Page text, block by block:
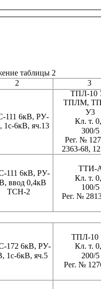
111 6кВ, РУ-
1с-6кВ, яч.13
111 6кВ, РУ-
ввод 0,4кВ
ТСН-2
ТТИ-
Кл. т.
100/5
Рег. №
172 6кВ, РУ-
1с-6кВ, яч.5
ТПЛ-10
Кл. т.
200/5
Рег. №
таблицы 2
2
3
ТПЛ-10
ТПЛМ,
У3
Кл. т.
300/5
Рег. №
2363-68,